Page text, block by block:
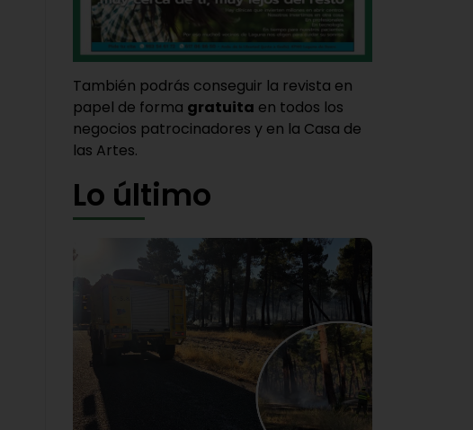
También podrás conseguir la revista en
papel de forma gratuita en todos los
negocios patrocinadores y en la Casa de
las Artes.
Lo último